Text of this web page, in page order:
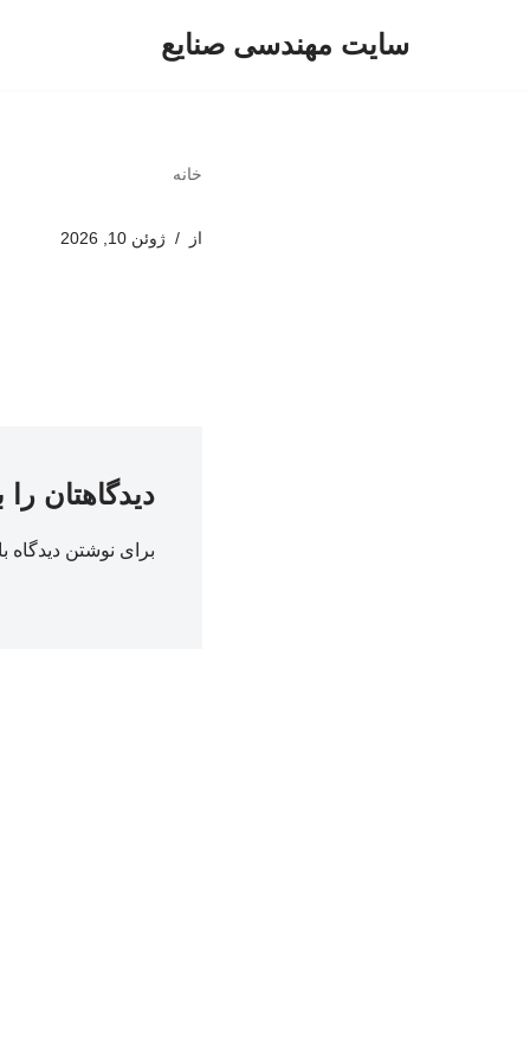
سایت مهندسی صنایع
خانه
از ژوئن 10, 2026
دیدگاهتان را
برای نوشتن دیدگاه